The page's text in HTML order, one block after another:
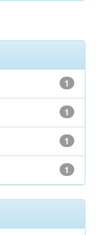
1
1
1
1